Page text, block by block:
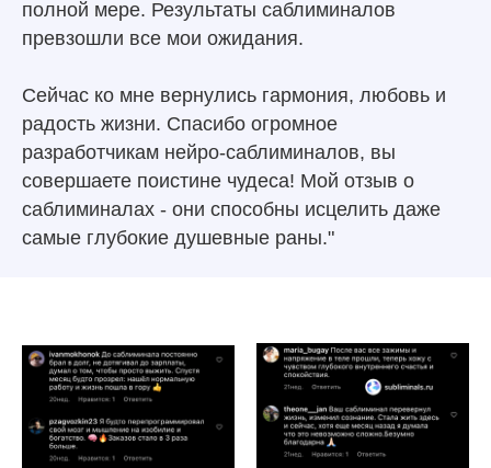
полной мере. Результаты саблиминалов
превзошли все мои ожидания.
Сейчас ко мне вернулись гармония, любовь и
радость жизни. Спасибо огромное
разработчикам нейро-саблиминалов, вы
совершаете поистине чудеса! Мой отзыв о
саблиминалах - они способны исцелить даже
самые глубокие душевные раны."